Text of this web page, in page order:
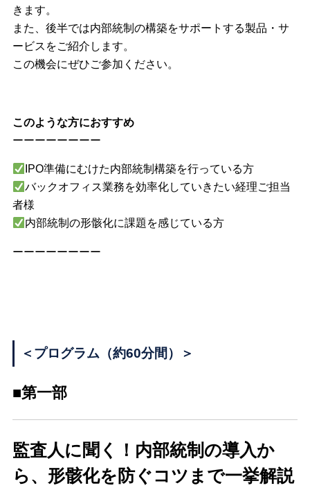
きます。
また、後半では内部統制の構築をサポートする製品・サ
ービスをご紹介します。
この機会にぜひご参加ください。
このような方におすすめ
ーーーーーーーー
IPO準備にむけた内部統制構築を行っている方
バックオフィス業務を効率化していきたい経理ご担当
者様
内部統制の形骸化に課題を感じている方
ーーーーーーーー
＜プログラム（約60分間）＞
■第一部
監査人に聞く！内部統制の導入か
ら、形骸化を防ぐコツまで一挙解説